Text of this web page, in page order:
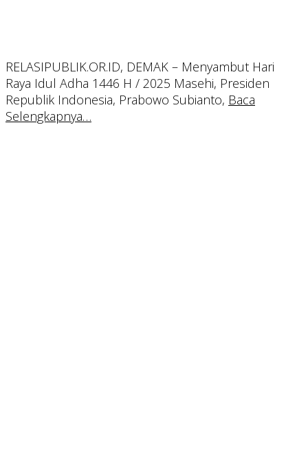
RELASIPUBLIK.OR.ID, DEMAK – Menyambut Hari
Raya Idul Adha 1446 H / 2025 Masehi, Presiden
Republik Indonesia, Prabowo Subianto, Baca
Selengkapnya…